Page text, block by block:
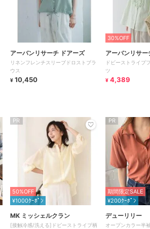
アーバンリサーチ ドアーズ
リネンフレンチスリーブドロストブラ
ウス
¥ 10,450
30%OFF
アーバンリサー
ル
ドビーストライプ
ツ
¥ 4,389
PR
50%OFF
¥1000ｸｰﾎﾟﾝ
MK ミッシェルクラン
[接触冷感/洗える]ドビーストライプ柄
PR
期間限定SALE
¥200ｸｰﾎﾟﾝ
デューリリー
オープンカラー半